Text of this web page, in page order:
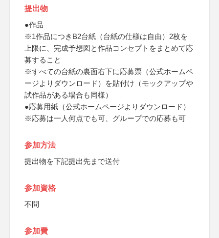
提出物
●作品
※1作品につきB2台紙（台紙の仕様は自由）2枚を
上限に、完成予想図と作品コンセプトをまとめて応
募すること
※すべての台紙の裏面右下に応募票（公式ホームペ
ージよりダウンロード）を貼付け（モックアップや
試作品がある場合も同様）
●応募用紙（公式ホームページよりダウンロード）
※応募は一人何点でも可、グループでの応募も可
参加方法
提出物を下記提出先まで送付
参加資格
不問
参加費